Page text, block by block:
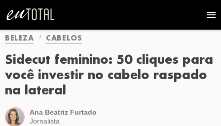
BELEZA CABELOS
Sidecut feminino: 50 cliques para
você investir no cabelo raspado
na lateral
Ana Beatriz Furtado
Jornalista